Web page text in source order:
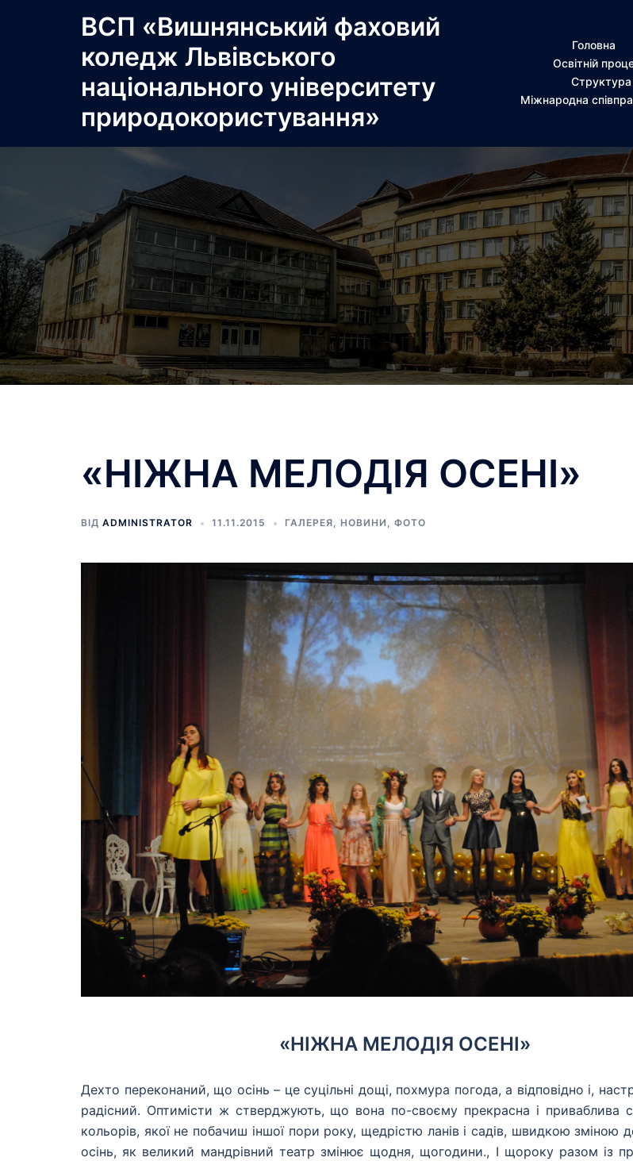
ВСП «Вишнянський фаховий
коледж Львівського
національного університету
природокористування»
Головна
Освітній
Структура
Міжнародна
«НІЖНА МЕЛОДІЯ ОСЕНІ»
ВІД ADMINISTRATOR 11.11.2015 ГАЛЕРЕЯ, НОВИНИ , ФОТО
«НІЖНА МЕЛОДІЯ ОСЕНІ»
Дехто переконаний, що осінь – це суцільні дощі, похмура погода, а відповідно і,
радісний. Оптимісти ж стверджують, що вона по-своєму прекрасна і приваблива
кольорів, якої не побачиш іншої пори року, щедрістю ланів і садів, швидкою зміною
осінь, як великий мандрівний театр змінює щодня, щогодини., І щороку разом із